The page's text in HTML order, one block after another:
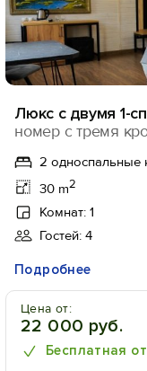
Люкс с двумя 1-
номер с тремя
2 односпальные
30 m2
Комнат: 1
Гостей: 4
Подробнее
Цена от:
22 000 руб.
Бесплатная